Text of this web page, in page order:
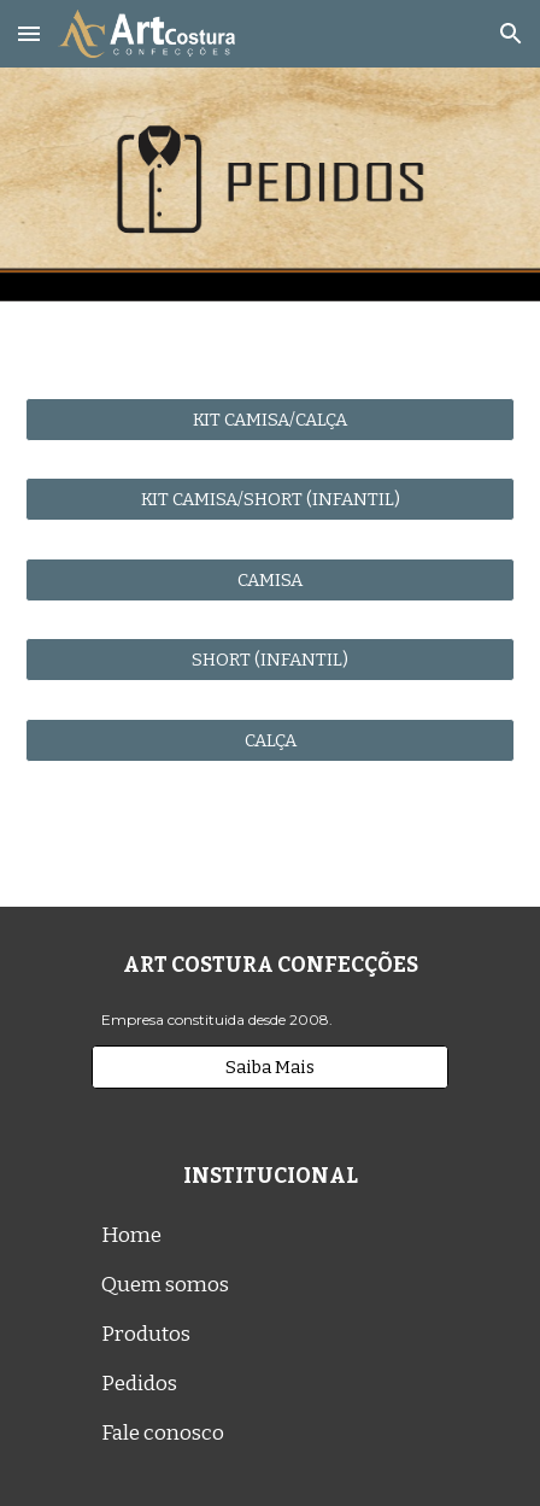
Skip to main content Skip to navigation
KIT CAMISA/CALÇA
KIT CAMISA/SHORT (INFANTIL)
CAMISA
SHORT (INFANTIL)
CALÇA
ART COSTURA CONFECÇÕES
Empresa constituida desde 2008.
Saiba Mais
INSTITUCIONAL
Home
Quem somos
Produtos
Pedidos
Fale conosco